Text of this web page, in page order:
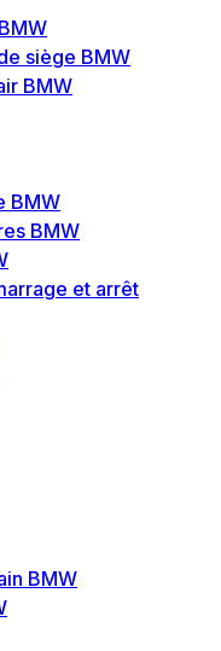
siège BMW
BMW
BMW
BMW
et arrêt
BMW